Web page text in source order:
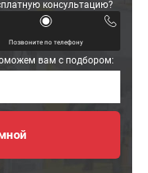
консультацию?
Позвоните по телефону
вам с подбором: